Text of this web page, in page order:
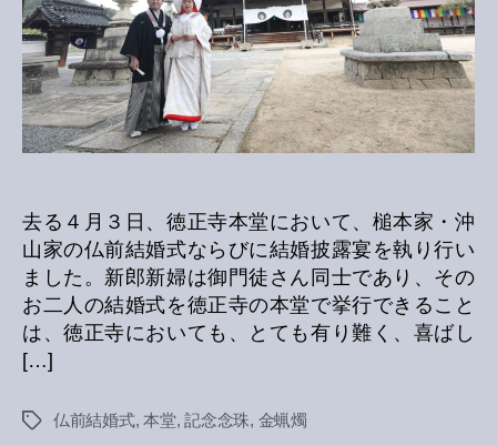
去る４月３日、徳正寺本堂において、槌本家・沖
山家の仏前結婚式ならびに結婚披露宴を執り行い
ました。新郎新婦は御門徒さん同士であり、その
お二人の結婚式を徳正寺の本堂で挙行できること
は、徳正寺においても、とても有り難く、喜ばし
[…]
Tags仏前結婚式,本堂,記念念珠, 金蝋燭